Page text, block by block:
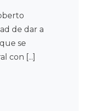
de dar a
se
con [...]